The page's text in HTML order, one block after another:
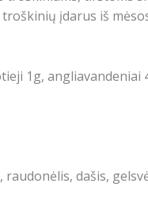
įdarus iš
1g, angliavandeniai
dašis,